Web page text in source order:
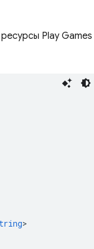
Play Games
>